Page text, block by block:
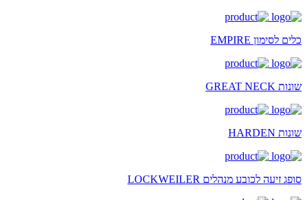
כלים לסימון EMPIRE
שונות GREAT NECK
שונות HARDEN
סופג זיעה לכובע מנהלים LOCKWEILER